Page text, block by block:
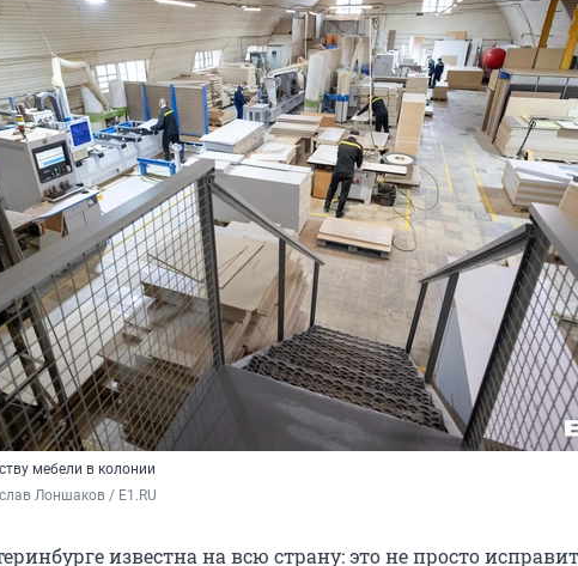
мебели в колонии
Лоншаков / E1.RU
известна на всю страну: это не просто